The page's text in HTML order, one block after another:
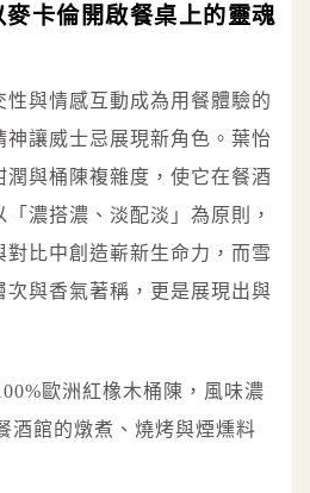
卡倫開啟餐桌上的靈魂
性與情感互動成為用餐體驗的
讓威士忌展現新角色。葉怡
潤與桶陳複雜度，使它在餐酒
濃搭濃、淡配淡」為原則，
對比中創造嶄新生命力，而雪
次與香氣著稱，更是展現出與
歐洲紅橡木桶陳，風味濃
酒館的燉煮、燒烤與煙燻料